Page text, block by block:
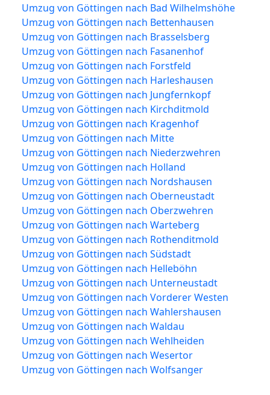
Umzug von Göttingen nach Bad Wilhelmshöhe
Umzug von Göttingen nach Bettenhausen
Umzug von Göttingen nach Brasselsberg
Umzug von Göttingen nach Fasanenhof
Umzug von Göttingen nach Forstfeld
Umzug von Göttingen nach Harleshausen
Umzug von Göttingen nach Jungfernkopf
Umzug von Göttingen nach Kirchditmold
Umzug von Göttingen nach Kragenhof
Umzug von Göttingen nach Mitte
Umzug von Göttingen nach Niederzwehren
Umzug von Göttingen nach Holland
Umzug von Göttingen nach Nordshausen
Umzug von Göttingen nach Oberneustadt
Umzug von Göttingen nach Oberzwehren
Umzug von Göttingen nach Warteberg
Umzug von Göttingen nach Rothenditmold
Umzug von Göttingen nach Südstadt
Umzug von Göttingen nach Helleböhn
Umzug von Göttingen nach Unterneustadt
Umzug von Göttingen nach Vorderer Westen
Umzug von Göttingen nach Wahlershausen
Umzug von Göttingen nach Waldau
Umzug von Göttingen nach Wehlheiden
Umzug von Göttingen nach Wesertor
Umzug von Göttingen nach Wolfsanger